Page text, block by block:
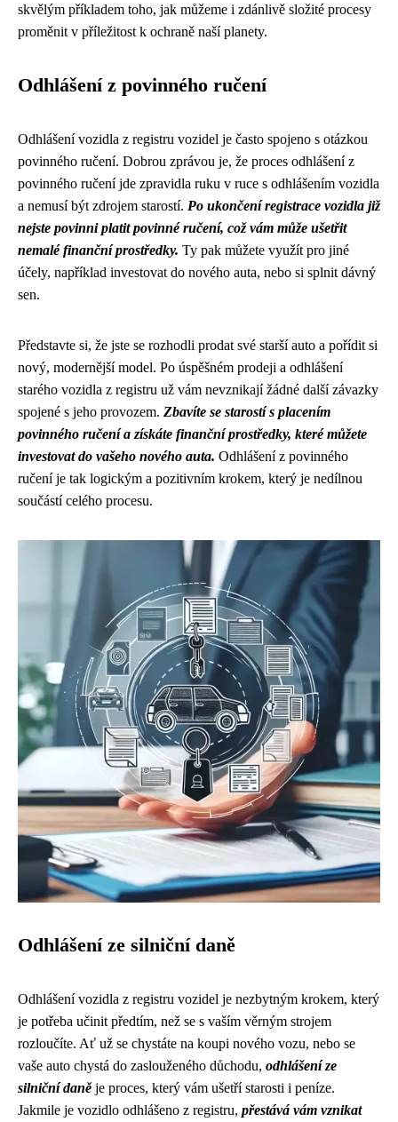
skvělým příkladem toho, jak můžeme i zdánlivě složité procesy
proměnit v příležitost k ochraně naší planety.
Odhlášení z povinného ručení
Odhlášení vozidla z registru vozidel je často spojeno s otázkou
povinného ručení. Dobrou zprávou je, že proces odhlášení z
povinného ručení jde zpravidla ruku v ruce s odhlášením vozidla
a nemusí být zdrojem starostí. Po ukončení registrace vozidla již
nejste povinni platit povinné ručení, což vám může ušetřit
nemalé finanční prostředky. Ty pak můžete využít pro jiné
účely, například investovat do nového auta, nebo si splnit dávný
sen.
Představte si, že jste se rozhodli prodat své starší auto a pořídit si
nový, modernější model. Po úspěšném prodeji a odhlášení
starého vozidla z registru už vám nevznikají žádné další závazky
spojené s jeho provozem. Zbavíte se starostí s placením
povinného ručení a získáte finanční prostředky, které můžete
investovat do vašeho nového auta. Odhlášení z povinného
ručení je tak logickým a pozitivním krokem, který je nedílnou
součástí celého procesu.
Odhlášení ze silniční daně
Odhlášení vozidla z registru vozidel je nezbytným krokem, který
je potřeba učinit předtím, než se s vaším věrným strojem
rozloučíte. Ať už se chystáte na koupi nového vozu, nebo se
vaše auto chystá do zaslouženého důchodu, odhlášení ze
silniční daněje proces, který vám ušetří starosti i peníze.
Jakmile je vozidlo odhlášeno z registru, přestává vám vznikat